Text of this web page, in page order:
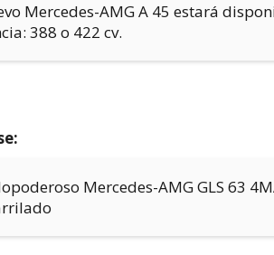
Mercedes-AMG A 45 estará
388 o 422 cv.
Mercedes-AMG GLS 63